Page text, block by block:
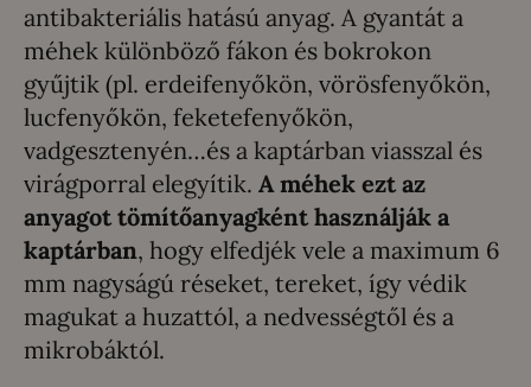
antibakteriális hatású anyag. A gyantát a
méhek különböző fákon és bokrokon
gyűjtik (pl. erdeifenyőkön, vörösfenyőkön,
lucfenyőkön, feketefenyőkön,
vadgesztenyén…és a kaptárban viasszal és
virágporral elegyítik. A méhek ezt az
anyagot tömítőanyagként használják a
kaptárban, hogy elfedjék vele a maximum 6
mm nagyságú réseket, tereket, így védik
magukat a huzattól, a nedvességtől és a
mikrobáktól.